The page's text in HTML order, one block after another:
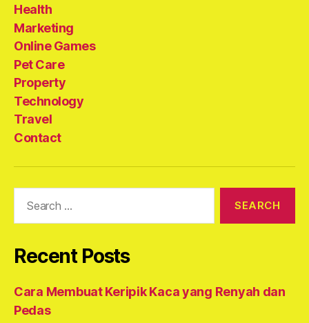
Health
Marketing
Online Games
Pet Care
Property
Technology
Travel
Contact
Recent Posts
Cara Membuat Keripik Kaca yang Renyah dan
Pedas